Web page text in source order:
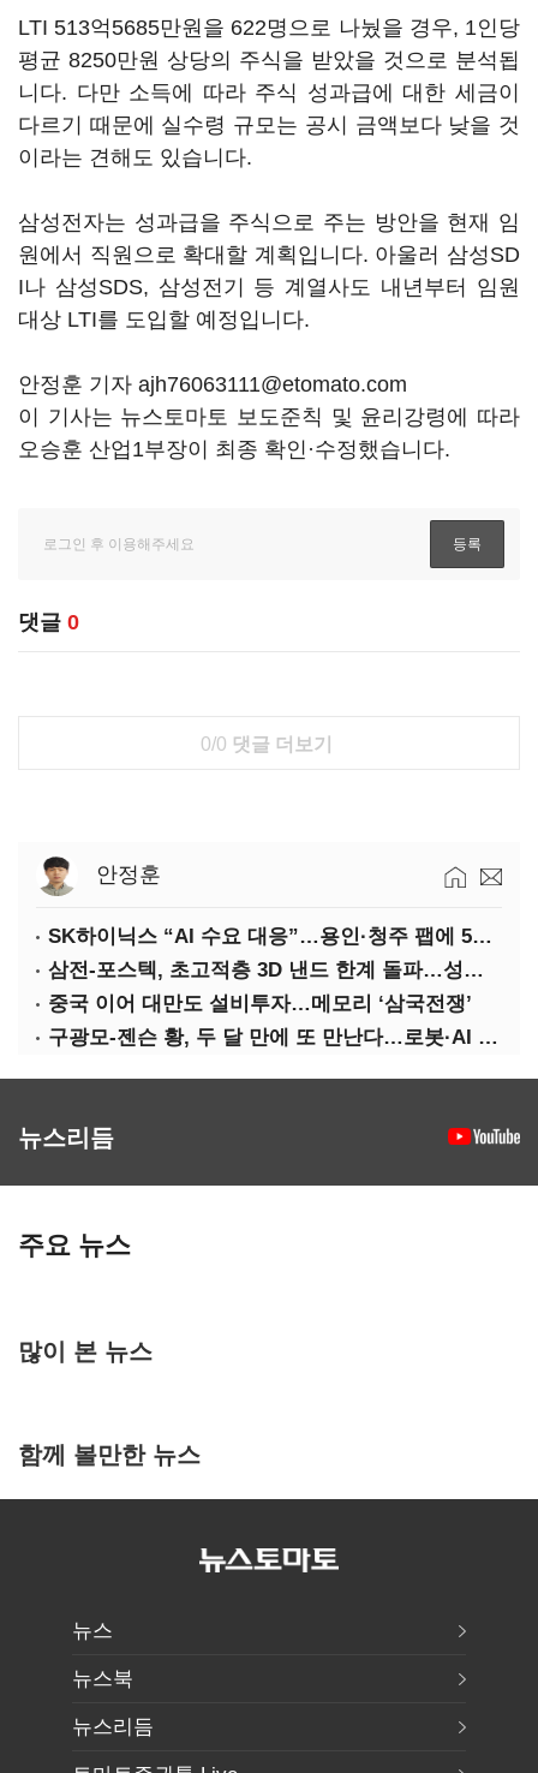
LTI 513억5685만원을 622명으로 나눴을 경우, 1인당
평균 8250만원 상당의 주식을 받았을 것으로 분석됩
니다. 다만 소득에 따라 주식 성과급에 대한 세금이
다르기 때문에 실수령 규모는 공시 금액보다 낮을 것
이라는 견해도 있습니다.
삼성전자는 성과급을 주식으로 주는 방안을 현재 임
원에서 직원으로 확대할 계획입니다. 아울러 삼성SD
I나 삼성SDS, 삼성전기 등 계열사도 내년부터 임원
대상 LTI를 도입할 예정입니다.
안정훈 기자 ajh76063111@etomato.com
이 기사는 뉴스토마토 보도준칙 및 윤리강령에 따라
오승훈 산업1부장이 최종 확인·수정했습니다.
댓글 0
0/0 댓글 더보기
안정훈
SK하이닉스 “AI 수요 대응”…용인·청주 팹에 54조 투자
삼전-포스텍, 초고적층 3D 낸드 한계 돌파…성능·전력효율 개선
중국 이어 대만도 설비투자…메모리 ‘삼국전쟁’
구광모-젠슨 황, 두 달 만에 또 만난다…로봇·AI 등 논의
뉴스리듬
주요 뉴스
많이 본 뉴스
함께 볼만한 뉴스
뉴스
뉴스북
뉴스리듬